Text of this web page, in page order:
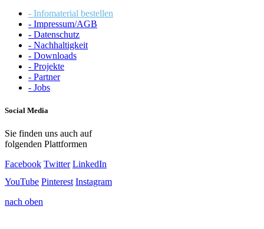
- Infomaterial bestellen
- Impressum/AGB
- Datenschutz
- Nachhaltigkeit
- Downloads
- Projekte
- Partner
- Jobs
Social Media
Sie finden uns auch auf
folgenden Plattformen
Facebook Twitter LinkedIn
YouTube Pinterest Instagram
nach oben